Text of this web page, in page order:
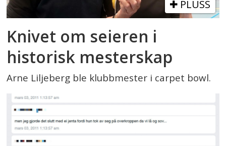
PLUSS
Knivet om seieren i
historisk mesterskap
Arne Liljeberg ble klubbmester i carpet bowl.